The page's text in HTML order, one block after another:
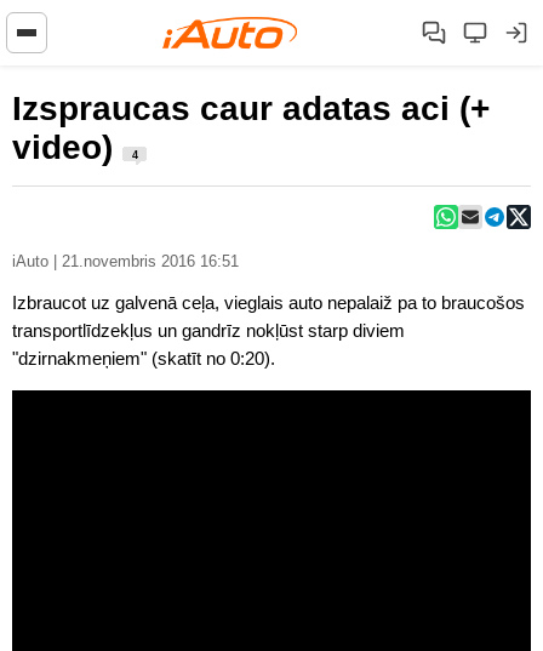
Izspraucas caur adatas aci (+
video)
4
iAuto | 21.novembris 2016 16:51
Izbraucot uz galvenā ceļa, vieglais auto nepalaiž pa to braucošos
transportlīdzekļus un gandrīz nokļūst starp diviem
"dzirnakmeņiem" (skatīt no 0:20).